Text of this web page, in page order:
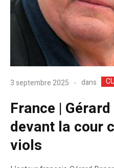
3 septembre 2025 dans
France |
devant la cour
viols